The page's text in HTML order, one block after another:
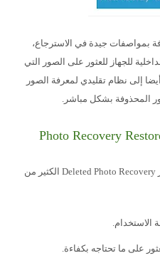
بمواصفات جيدة في الاسترجاع،
للجهاز للعثور على الصور التي
إلى نظام تقليدي لمعرفة الصور
المحذوفة بشكل مباشر.
يشمل برنامج استعادة واسترجاع الصور Deleted Photo Recovery الكثير من
الاستخدام.
على ما تحتاجه بكفاءة.